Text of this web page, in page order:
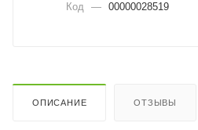
Код — 00000028519
ОПИСАНИЕ ОТЗЫВЫ